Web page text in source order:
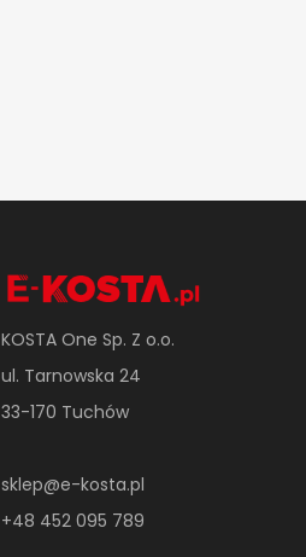
KOSTA One Sp. Z o.o.
ul. Tarnowska 24
33-170 Tuchów
sklep@e-kosta.pl
+48 452 095 789